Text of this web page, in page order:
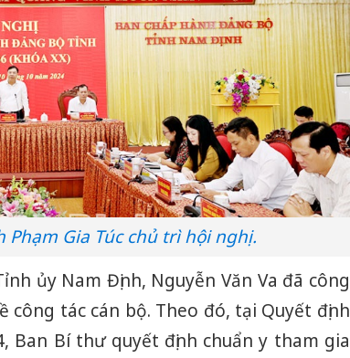
Gia Túc chủ trì hội nghị.
ủy Nam Định, Nguyễn Văn Va đã công
công tác cán bộ. Theo đó, tại Quyết định
Ban Bí thư quyết định chuẩn y tham gia